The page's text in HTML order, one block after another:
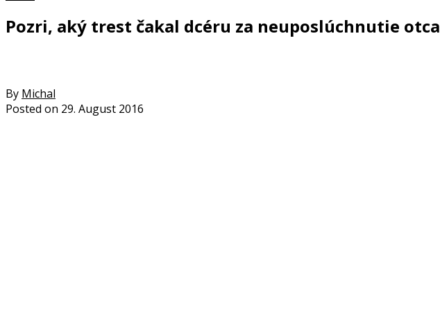
Pozri, aký trest čakal dcéru za neuposlúchnutie otca
By Michal
Posted on 29. August 2016